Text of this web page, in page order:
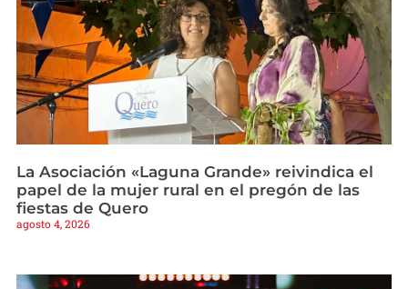
La Asociación «Laguna Grande» reivindica el
papel de la mujer rural en el pregón de las
fiestas de Quero
agosto 4, 2026